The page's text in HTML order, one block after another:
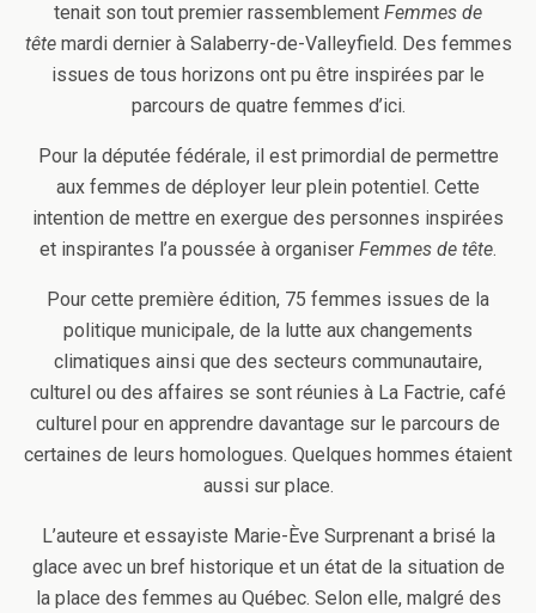
tenait son tout premier rassemblement Femmes de
têtemardi dernier à Salaberry-de-Valleyfield. Des femmes
issues de tous horizons ont pu être inspirées par le
parcours de quatre femmes d’ici.
Pour la députée fédérale, il est primordial de permettre
aux femmes de déployer leur plein potentiel. Cette
intention de mettre en exergue des personnes inspirées
et inspirantes l’a poussée à organiser Femmes de tête.
Pour cette première édition, 75 femmes issues de la
politique municipale, de la lutte aux changements
climatiques ainsi que des secteurs communautaire,
culturel ou des affaires se sont réunies à La Factrie, café
culturel pour en apprendre davantage sur le parcours de
certaines de leurs homologues. Quelques hommes étaient
aussi sur place.
L’auteure et essayiste Marie-Ève Surprenant a brisé la
glace avec un bref historique et un état de la situation de
la place des femmes au Québec. Selon elle, malgré des